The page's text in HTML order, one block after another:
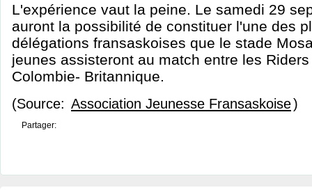
L'expérience vaut la peine. Le samedi 29
auront la possibilité de constituer l'une des
délégations fransaskoises que le stade
jeunes assisteront au match entre les
Colombie- Britannique.
(Source: Association Jeunesse Fransaskoise)
Partager: